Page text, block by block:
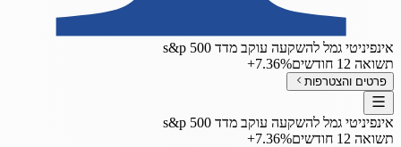
אינפיניטי גמל להשקעה עוקב מדד s&p 500
תשואה 12 חודשים
‎+7.36%
פרטים והצטרפות
אינפיניטי גמל להשקעה עוקב מדד s&p 500
תשואה 12 חודשים
‎+7.36%